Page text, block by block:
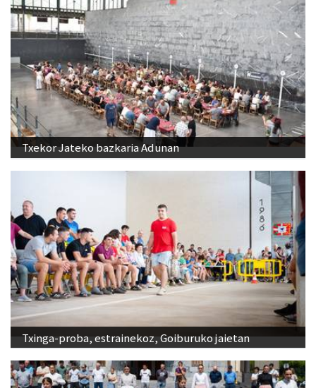
Txekor Jateko bazkaria Adunan
Txinga-proba, estrainekoz, Goiburuko jaietan